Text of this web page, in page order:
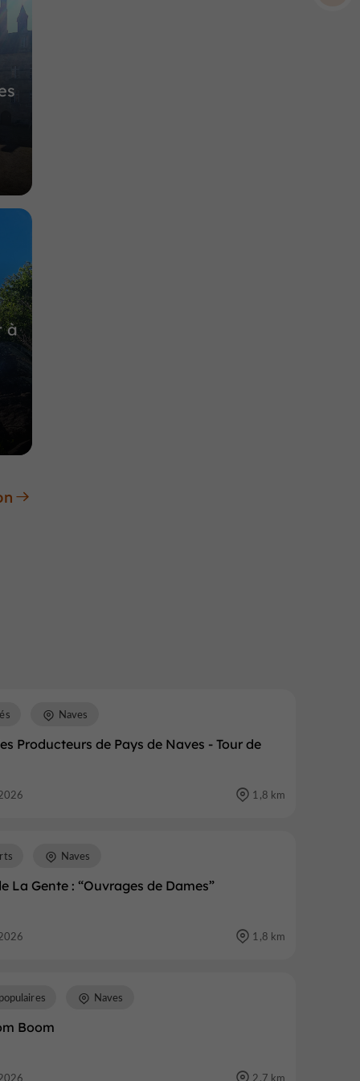
à
Producteurs de Pays de Naves - Tour de
Naves
1,8 km
La Gente : “Ouvrages de Dames”
Naves
1,8 km
Boom
Naves
2,7 km